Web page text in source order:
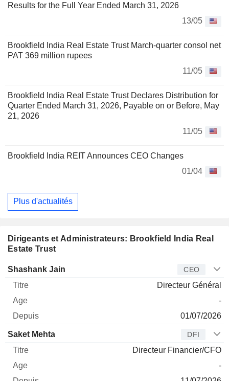
Results for the Full Year Ended March 31, 2026
13/05
Brookfield India Real Estate Trust March-quarter consol net
PAT 369 million rupees
11/05
Brookfield India Real Estate Trust Declares Distribution for
Quarter Ended March 31, 2026, Payable on or Before, May
21, 2026
11/05
Brookfield India REIT Announces CEO Changes
01/04
Plus d'actualités
Dirigeants et Administrateurs: Brookfield India Real
Estate Trust
Dirigeant Titre
Shashank Jain CEO
Directeur Général
-
01/07/2026
Saket Mehta DFI
Directeur Financier/CFO
-